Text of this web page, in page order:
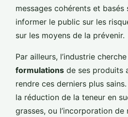
messages cohérents et
informer le public sur les
sur les moyens de la prévenir.
Par ailleurs, l’industrie
formulations de ses produits
rendre ces derniers plus
la réduction de la teneur en
grasses, ou l’incorporation de